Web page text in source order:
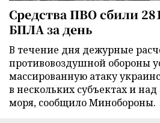
Средства ПВО сбили
БПЛА за день
В течение дня дежурные
противовоздушной обороны
массированную атаку
в нескольких субъектах и
моря, сообщило Минобороны.